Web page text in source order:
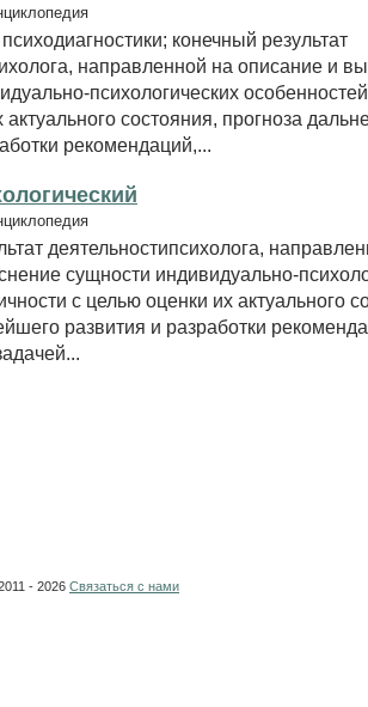
конечный результат
направленной на описание и
психологических
состояния, прогноза
рекомендаций,...
деятельностипсихолога,
сущности индивидуально-
с целью оценки их актуального
развития и разработки
2011 - 2026 Связаться с нами